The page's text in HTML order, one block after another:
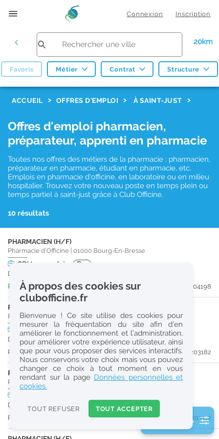
Connexion Inscription
20km
Favoris Métier Contrat Structure
Réinitialiser
2
0
k
Consulter les offres de la France d'outre-mer
ACCUEIL OFFRES D'EMPLOI À SAINT-JUST
Offres d'emploi pharmacien,
préparateur, apprenti en pharmacie
Toutes nos offres des métiers de la pharmacie : pharmacien,
préparateur en pharmacie, étudiant en pharmacie, etc.
Emplois en pharmacie d'officine, en laboratoire ou en milieu
hospitalier. Trouvez votre nouveau poste en temps plein ou
temps partiel à saint-just grâce à Club Officine.
10 résultats
PHARMACIEN (H/F)
Pharmacie d'Officine 01000 Bourg-En-Bresse
CDI temps plein Pro
Dès que possible
Publiée il y a 4 jour(s)
#204198
PHARMACIEN (H/F)
Pharmacie d'Officine|01000 Bourg-En-Bresse
temps plein
Dès que possible
Publiée il y a 18 jour(s)
#203182
PHARMACIEN (H/F)
Pharmacie d'Officine 01000 Bourg-En-Bresse
Dès que possible
Publiée il y a 19 jour(s)
#203112
2 filtre(s) actifs
À propos des cookies sur
clubofficine.fr
Bienvenue ! Ce site utilise des cookies pour
mesurer la fréquentation du site afin d’en
améliorer le fonctionnement et l’administration,
pour améliorer votre expérience utilisateur, ainsi
que pour vous proposer des services interactifs.
Nous conservons votre choix mais vous pouvez
changer ce choix à tout moment en vous
rendant sur la page Données personnelles et
cookies.
TOUT REFUSER TOUT ACCEPTER